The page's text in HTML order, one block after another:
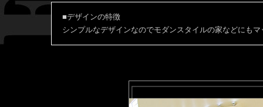
■デザインの特徴
シンプルなデザインなのでモダンスタイルの家などにもマ